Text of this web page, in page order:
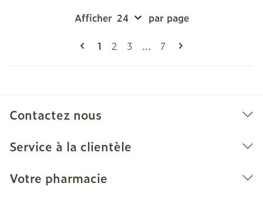
Pages
Vous lisez actuellement la page
1 Page
2 Page
3 ... Page
7
Afficher par page
Contactez nous
Service à la clientèle
Votre pharmacie